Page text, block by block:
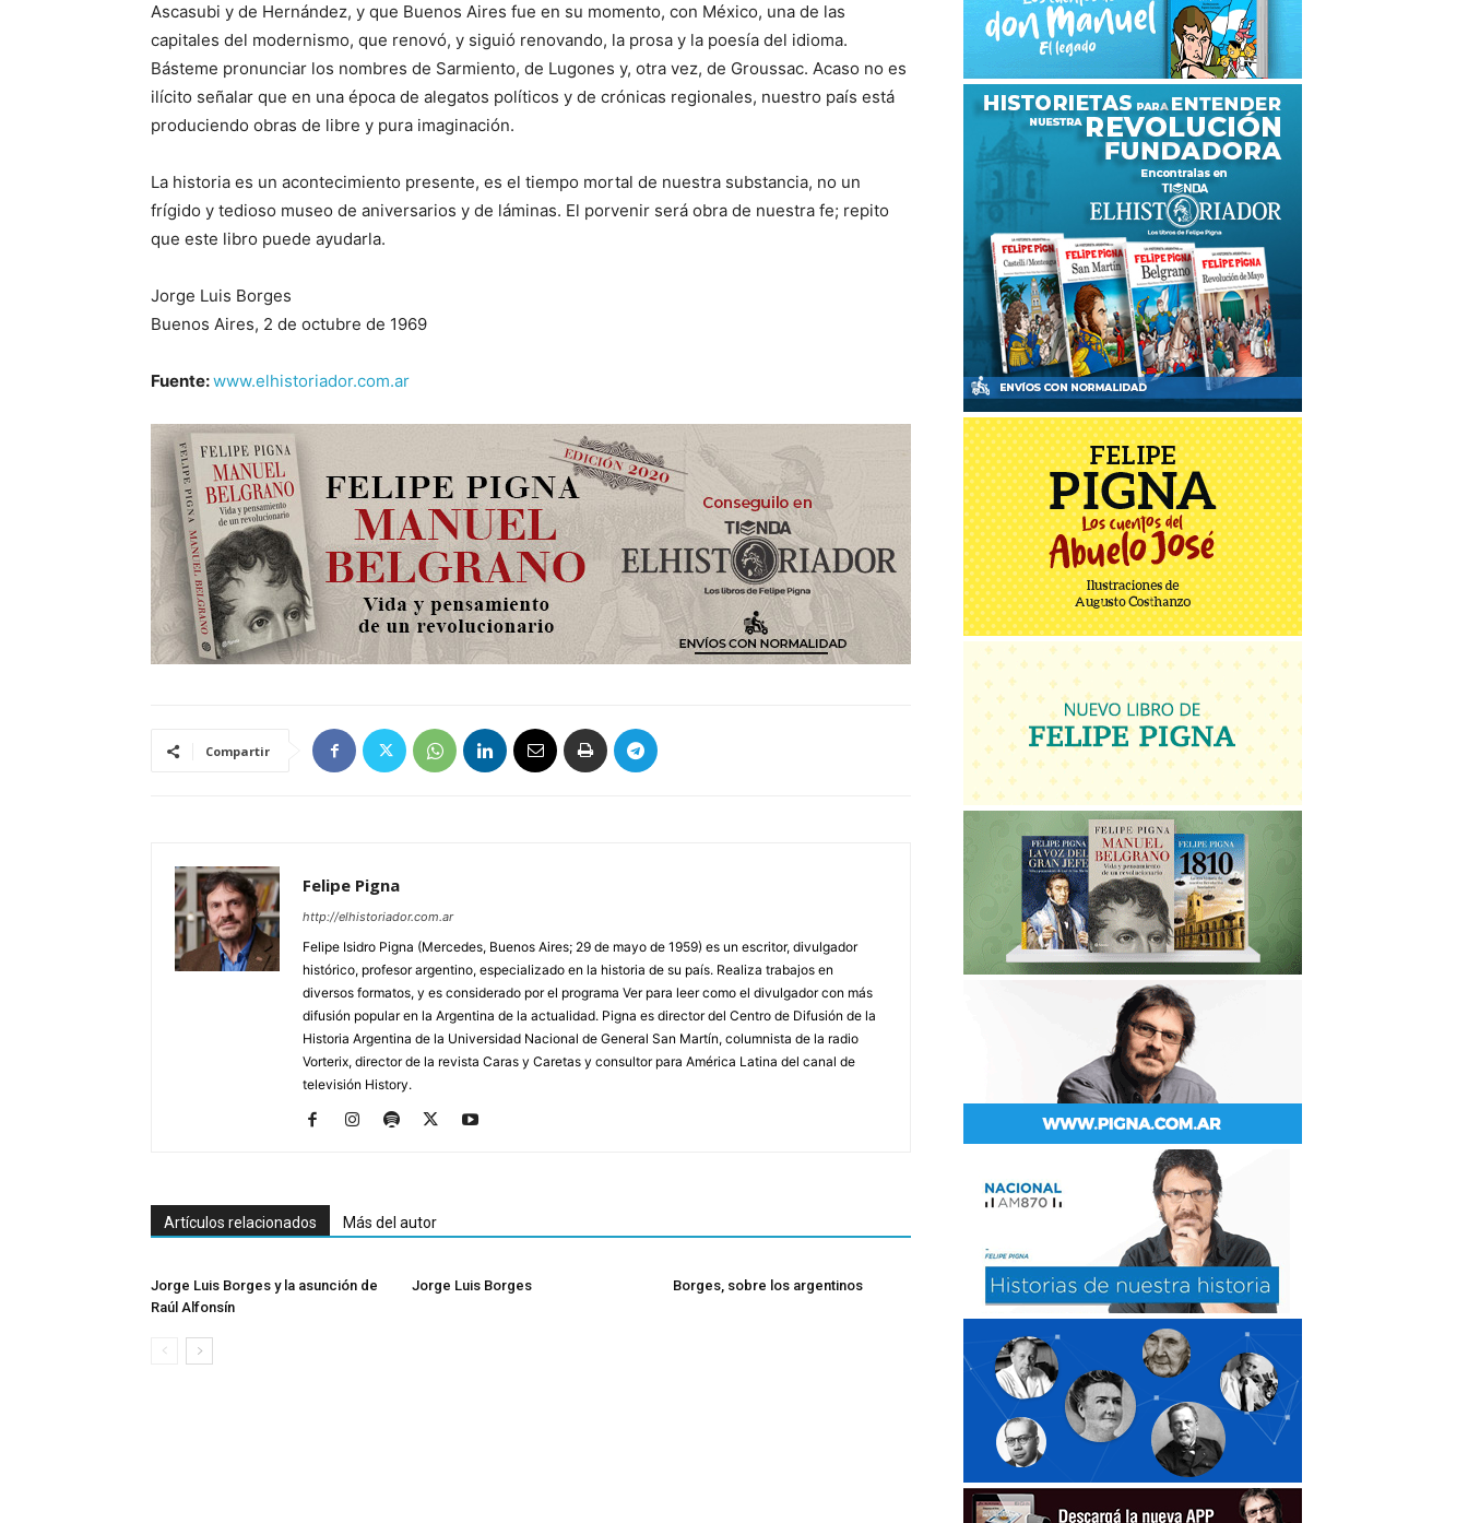
Ascasubi y de Hernández, y que Buenos Aires fue en su momento, con México, una de las
capitales del modernismo, que renovó, y siguió renovando, la prosa y la poesía del idioma.
Básteme pronunciar los nombres de Sarmiento, de Lugones y, otra vez, de Groussac. Acaso no es
ilícito señalar que en una época de alegatos políticos y de crónicas regionales, nuestro país está
produciendo obras de libre y pura imaginación.
La historia es un acontecimiento presente, es el tiempo mortal de nuestra substancia, no un
frígido y tedioso museo de aniversarios y de láminas. El porvenir será obra de nuestra fe; repito
que este libro puede ayudarla.
Jorge Luis Borges
Buenos Aires, 2 de octubre de 1969
Fuente:www.elhistoriador.com.ar
Compartir
Felipe Pigna
http://elhistoriador.com.ar
Felipe Isidro Pigna (Mercedes, Buenos Aires; 29 de mayo de 1959) es un escritor, divulgador
histórico, profesor argentino, especializado en la historia de su país. Realiza trabajos en
diversos formatos, y es considerado por el programa Ver para leer como el divulgador con más
difusión popular en la Argentina de la actualidad. Pigna es director del Centro de Difusión de la
Historia Argentina de la Universidad Nacional de General San Martín, columnista de la radio
Vorterix, director de la revista Caras y Caretas y consultor para América Latina del canal de
televisión History.
Artículos relacionados Más del autor
Jorge Luis Borges y la asunción de
Raúl Alfonsín
Jorge Luis Borges Borges, sobre los argentinos